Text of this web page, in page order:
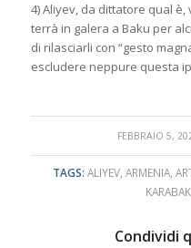
4) Aliyev, da dittatore qual
terrà in galera a Baku per
di rilasciarli con “gesto
escludere neppure questa
FEBBRAIO 5,
/
TAGS: ALIYEV ,ARMENIA ,
Condividi